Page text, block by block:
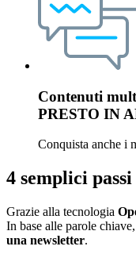
Contenuti
PRESTO IN
Conquista anche i
4 semplici
Grazie alla tecnologia
In base alle parole
una newsletter.